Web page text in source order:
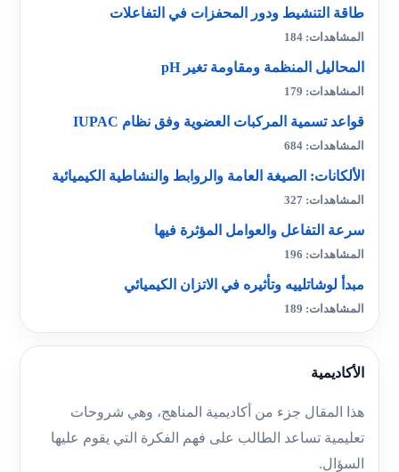
طاقة التنشيط ودور المحفزات في التفاعلات
المشاهدات: 184
المحاليل المنظمة ومقاومة تغير pH
المشاهدات: 179
قواعد تسمية المركبات العضوية وفق نظام IUPAC
المشاهدات: 684
الألكانات: الصيغة العامة والروابط والنشاطية الكيميائية
المشاهدات: 327
سرعة التفاعل والعوامل المؤثرة فيها
المشاهدات: 196
مبدأ لوشاتلييه وتأثيره في الاتزان الكيميائي
المشاهدات: 189
الأكاديمية
هذا المقال جزء من أكاديمية المناهج، وهي شروحات
تعليمية تساعد الطالب على فهم الفكرة التي يقوم عليها
السؤال.